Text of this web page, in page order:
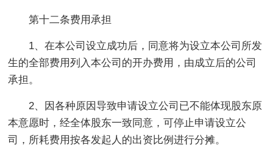
第十二条费用承担
1、在本公司设立成功后，同意将为设立本公司所发
生的全部费用列入本公司的开办费用，由成立后的公司
承担。
2、因各种原因导致申请设立公司已不能体现股东原
本意愿时，经全体股东一致同意，可停止申请设立公
司，所耗费用按各发起人的出资比例进行分摊。